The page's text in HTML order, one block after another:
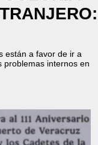
están a favor de ir a
problemas internos en